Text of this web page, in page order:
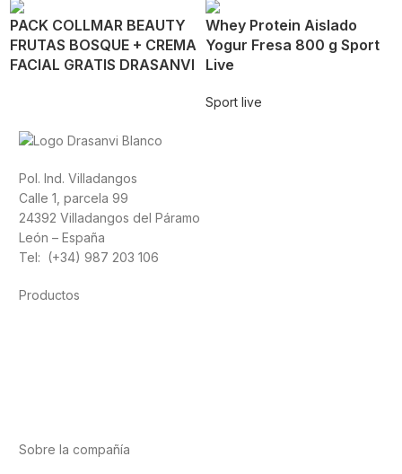
PACK COLLMAR BEAUTY
FRUTAS BOSQUE + CREMA
FACIAL GRATIS DRASANVI
Whey Protein Aislado
Yogur Fresa 800 g Sport
Live
Sport live
Pol. Ind. Villadangos
Calle 1, parcela 99
24392 Villadangos del Páramo
León – España
Tel: (+34) 987 203 106
Productos
Sobre la compañía